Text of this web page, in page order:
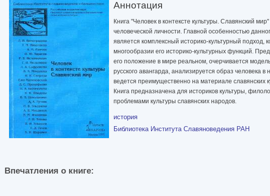
Аннотация
Книга "Человек в контексте культуры. Славянский
человеческой личности. Главной особенностью
является комплексный историко-культурный подход,
многообразии его историко-культурных функций.
его положение в мире реальном, очерчивается
русского авангарда, анализируется образ человека
ведется преимущественно на материале славянских
Книга предназначена для историков культуры,
проблемами культуры славянских народов.
история
Библиотека Института Славяноведения РАН
Впечатления о книге: